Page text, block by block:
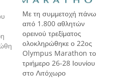
Με τη συμμετοχή πάνω
από 1.800 αθλητών
ορεινού τρεξίματος
ολοκληρώθηκε ο 22ος
Olympus Marathon το
τριήμερο 26-28 Ιουνίου
στο Λιτόχωρο